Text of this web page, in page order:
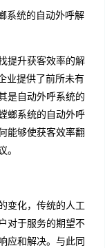
系统的自动外呼解
提升获客效率的解
业提供了前所未有
是自动外呼系统的
螂系统的自动外呼
能够使获客效率翻
变化，传统的人工
对于服务的期望不
应和解决。与此同